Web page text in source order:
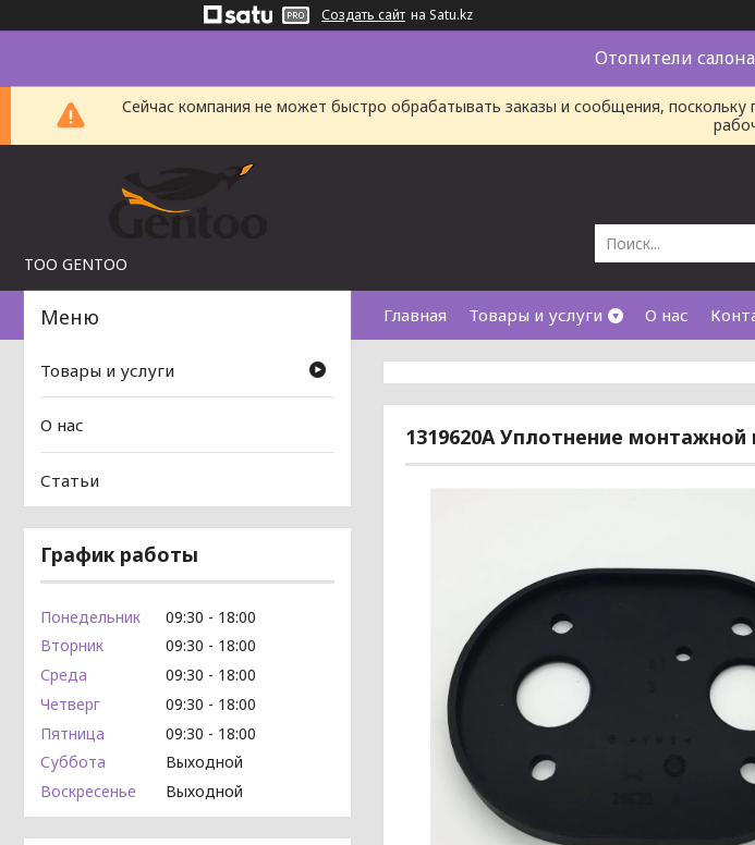
Создать сайт на Satu.kz
Отопители салона
Сейчас компания не может быстро обрабатывать заказы и сообщения,
TOO GENTOO
Главная Товары и услуги О нас
1319620A Уплотнение монтажной
Товары и услуги
О нас
Статьи
График работы
Понедельник 09:30
18:00
Вторник
09:30
18:00
Среда
09:30
18:00
Четверг
09:30
18:00
Пятница
09:30
18:00
Суббота
Выходной
Воскресенье
Выходной